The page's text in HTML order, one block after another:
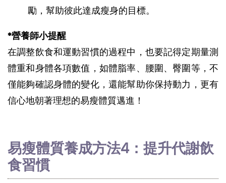
勵，幫助彼此達成瘦身的目標。
*營養師小提醒
在調整飲食和運動習慣的過程中，也要記得定期量測
體重和身體各項數值，如體脂率、腰圍、臀圍等，不
僅能夠確認身體的變化，還能幫助你保持動力，更有
信心地朝著理想的易瘦體質邁進！
易瘦體質養成方法4：提升代謝飲
食習慣